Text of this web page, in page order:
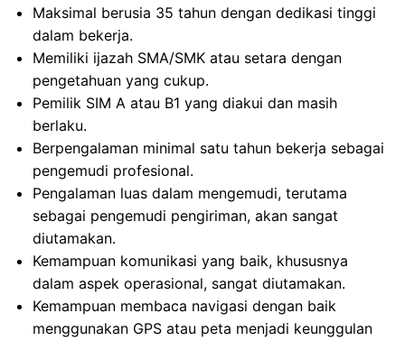
Maksimal berusia 35 tahun dengan dedikasi tinggi
dalam bekerja.
Memiliki ijazah SMA/SMK atau setara dengan
pengetahuan yang cukup.
Pemilik SIM A atau B1 yang diakui dan masih
berlaku.
Berpengalaman minimal satu tahun bekerja sebagai
pengemudi profesional.
Pengalaman luas dalam mengemudi, terutama
sebagai pengemudi pengiriman, akan sangat
diutamakan.
Kemampuan komunikasi yang baik, khususnya
dalam aspek operasional, sangat diutamakan.
Kemampuan membaca navigasi dengan baik
menggunakan GPS atau peta menjadi keunggulan